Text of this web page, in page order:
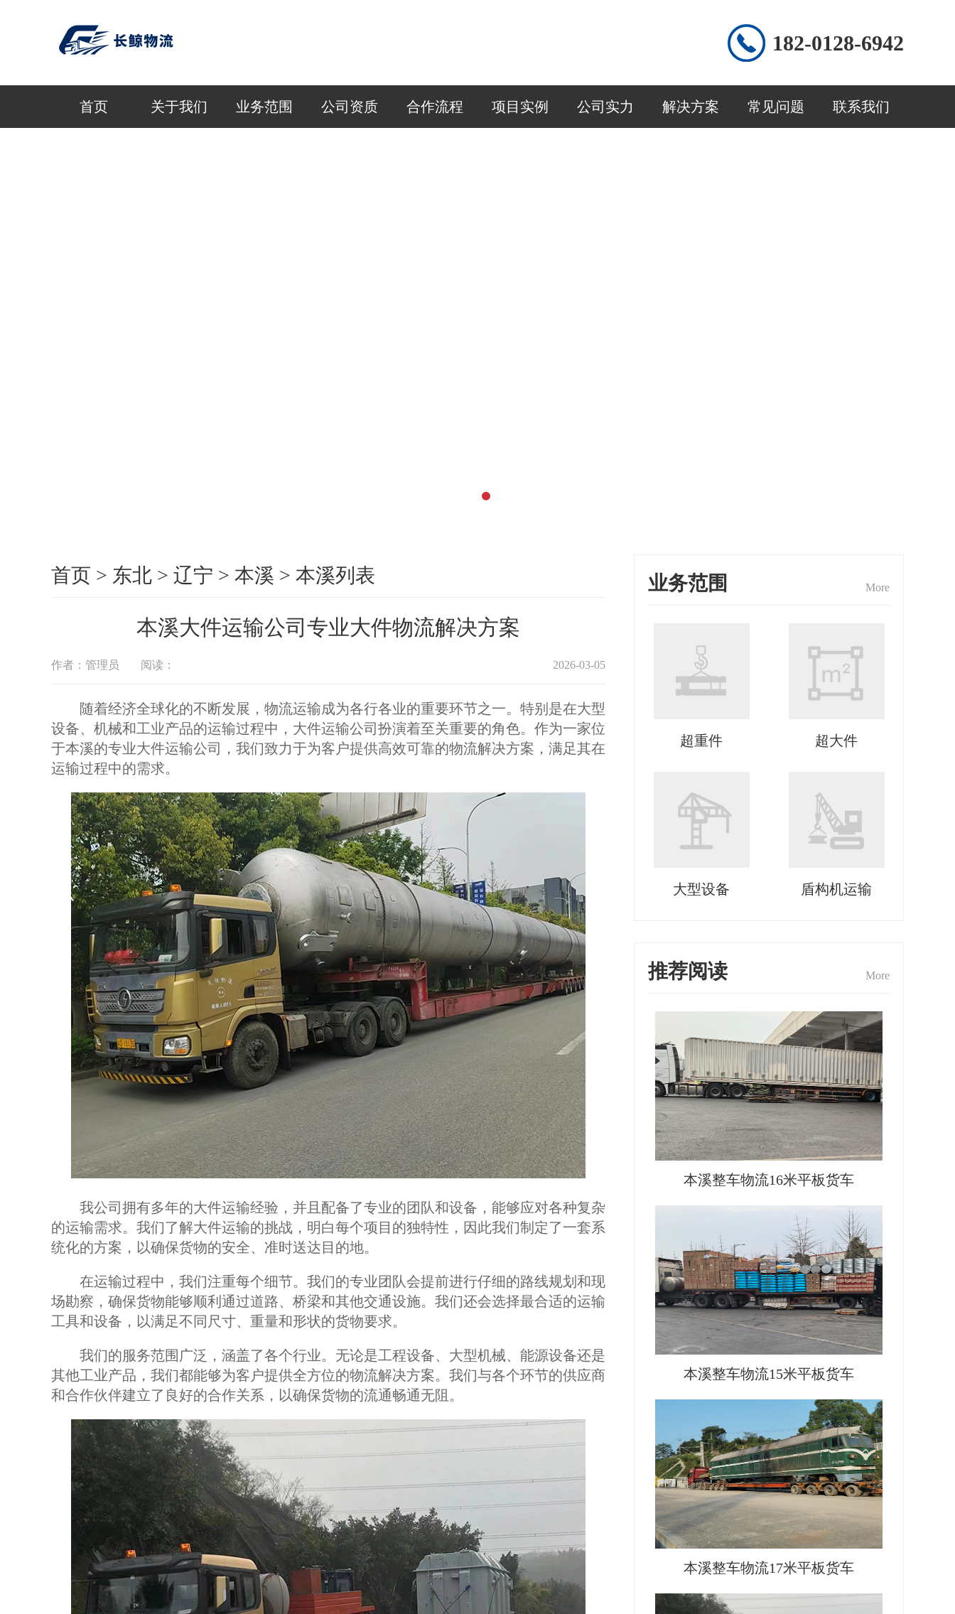
182-0128-6942
首页 关于我们 业务范围 公司资质 合作流程 项目实例 公司实力 解决方案 常见问题 联系我们
首页 > 东北 > 辽宁 > 本溪 > 本溪列表
本溪大件运输公司专业大件物流解决方案
作者：管理员 阅读： 2026-03-05
随着经济全球化的不断发展，物流运输成为各行各业的重要环节之一。特别是在大型
设备、机械和工业产品的运输过程中，大件运输公司扮演着至关重要的角色。作为一家位
于本溪的专业大件运输公司，我们致力于为客户提供高效可靠的物流解决方案，满足其在
运输过程中的需求。
我公司拥有多年的大件运输经验，并且配备了专业的团队和设备，能够应对各种复杂
的运输需求。我们了解大件运输的挑战，明白每个项目的独特性，因此我们制定了一套系
统化的方案，以确保货物的安全、准时送达目的地。
在运输过程中，我们注重每个细节。我们的专业团队会提前进行仔细的路线规划和现
场勘察，确保货物能够顺利通过道路、桥梁和其他交通设施。我们还会选择最合适的运输
工具和设备，以满足不同尺寸、重量和形状的货物要求。
我们的服务范围广泛，涵盖了各个行业。无论是工程设备、大型机械、能源设备还是
其他工业产品，我们都能够为客户提供全方位的物流解决方案。我们与各个环节的供应商
和合作伙伴建立了良好的合作关系，以确保货物的流通畅通无阻。
业务范围 More
超重件 超大件
大型设备 盾构机运输
推荐阅读 More
本溪整车物流16米平板货车
本溪整车物流15米平板货车
本溪整车物流17米平板货车